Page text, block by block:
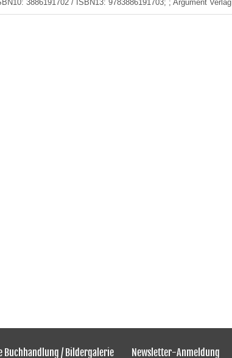
3886191702 / ISBN13: 9783886191703; ; Argument Verlag
Buchhandlung / Bildergalerie Newsletter-Anmeldung